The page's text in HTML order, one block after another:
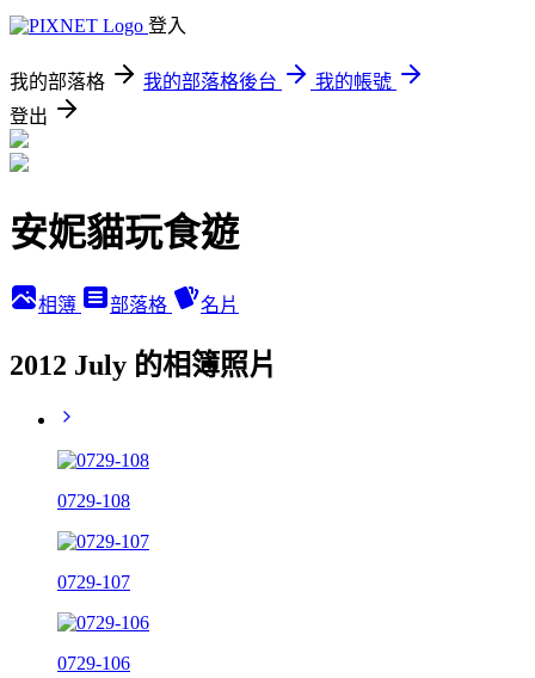
登入
我的部落格 我的部落格後台
我的帳號
登出
安妮貓玩食遊
相簿 部落格 名片
2012 July 的相簿照片
0729-108
0729-107
0729-106